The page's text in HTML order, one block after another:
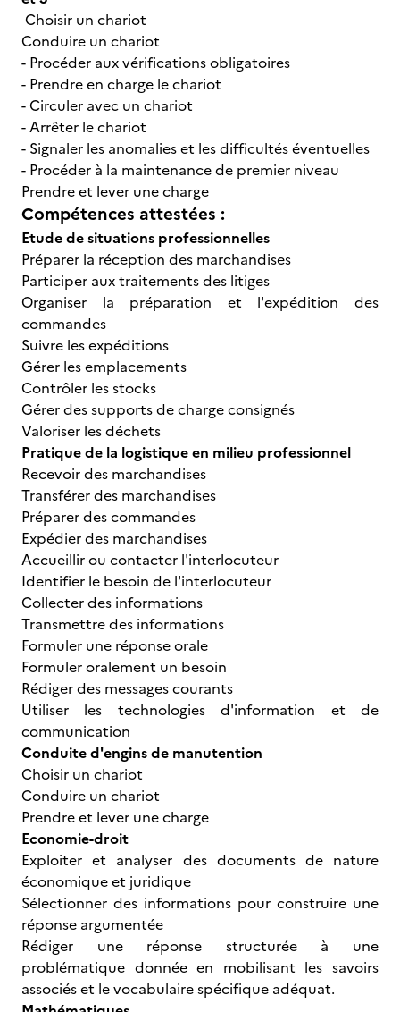
Choisir un chariot
Conduire un chariot
- Procéder aux vérifications obligatoires
- Prendre en charge le chariot
- Circuler avec un chariot
- Arrêter le chariot
- Signaler les anomalies et les difficultés éventuelles
- Procéder à la maintenance de premier niveau
Prendre et lever une charge
Compétences attestées :
Etude de situations professionnelles
Préparer la réception des marchandises
Participer aux traitements des litiges
Organiser la préparation et l'expédition des
commandes
Suivre les expéditions
Gérer les emplacements
Contrôler les stocks
Gérer des supports de charge consignés
Valoriser les déchets
Pratique de la logistique en milieu professionnel
Recevoir des marchandises
Transférer des marchandises
Préparer des commandes
Expédier des marchandises
Accueillir ou contacter l'interlocuteur
Identifier le besoin de l'interlocuteur
Collecter des informations
Transmettre des informations
Formuler une réponse orale
Formuler oralement un besoin
Rédiger des messages courants
Utiliser les technologies d'information et de
communication
Conduite d'engins de manutention
Choisir un chariot
Conduire un chariot
Prendre et lever une charge
Economie-droit
Exploiter et analyser des documents de nature
économique et juridique
Sélectionner des informations pour construire une
réponse argumentée
Rédiger une réponse structurée à une
problématique donnée en mobilisant les savoirs
associés et le vocabulaire spécifique adéquat.